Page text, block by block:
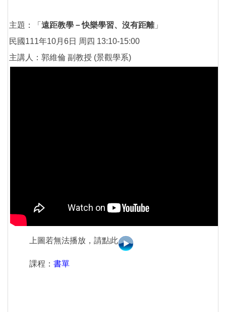
主題：「 遠距教學－快樂學習、沒有距離」
民國111年10月6日 周四 13:10-15:00
主講人：郭維倫 副教授 (景觀學系)
上圖若無法播放，請點此
課程： 書單